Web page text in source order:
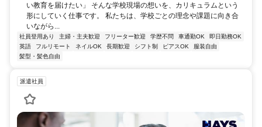
い教育を届けたい」 そんな学校現場の想いを、カリキュラムという
形にしていく仕事です。 私たちは、学校ごとの理念や課題に向き合
いながら...
社員登用あり 主婦・主夫歓迎 フリーター歓迎 学歴不問 車通勤OK
即日勤務OK
英語
フルリモート ネイルOK 長期歓迎 シフト制 ピアスOK
服装自由
髪型・髪色自由
派遣社員